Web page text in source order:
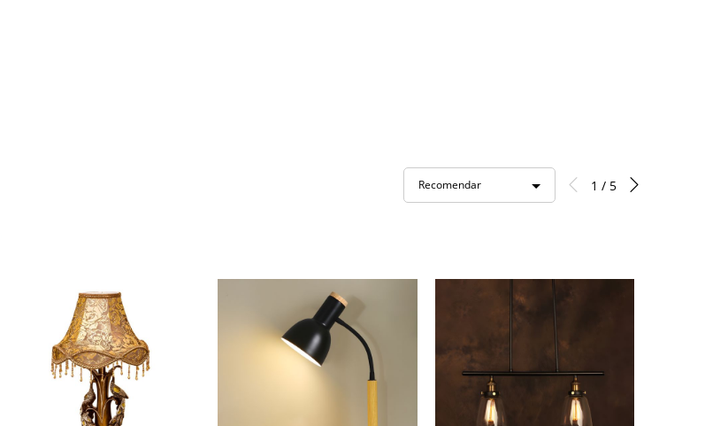
Recomendar 1 / 5